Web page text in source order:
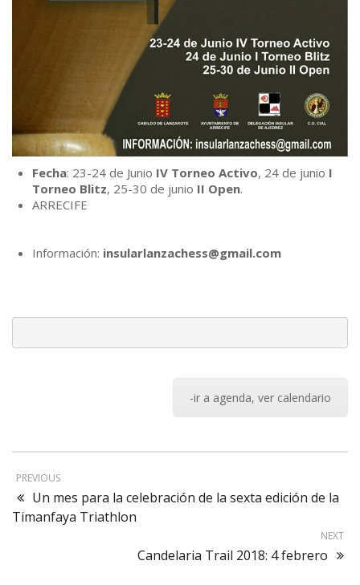
Fecha: 23-24 de Junio IV Torneo Activo, 24 de junio I
Torneo Blitz, 25-30 de junio II Open.
ARRECIFE
Información: insularlanzachess@gmail.com
-ir a agenda, ver calendario
PREVIOUS
Un mes para la celebración de la sexta edición de la
Timanfaya Triathlon
NEXT
Candelaria Trail 2018: 4 febrero